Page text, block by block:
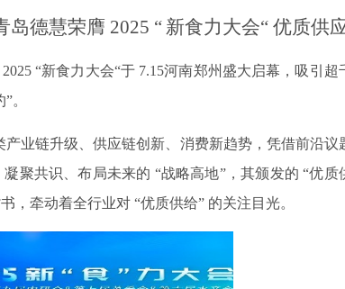
岛德慧荣膺 2025 “ 新食力大会“ 优质供
2025 “新食力大会“于 7.15河南郑州盛大启幕，吸引超
。
业链升级、供应链创新、消费新趋势，凭借前沿议
聚共识、布局未来的 “战略高地”，其颁发的 “优质
，牵动着全行业对 “优质供给” 的关注目光。